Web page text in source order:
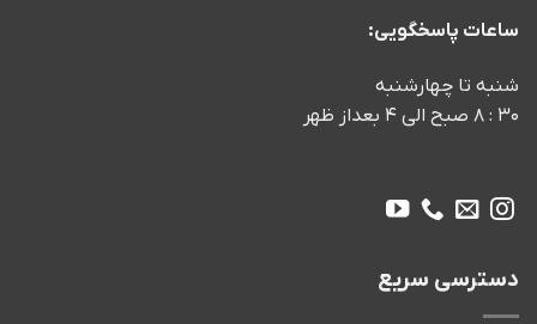
ساعات پاسخگویی:
شنبه تا چهارشنبه
۳۰ : ۸ صبح الی ۴ بعداز ظهر
دسترسی سریع